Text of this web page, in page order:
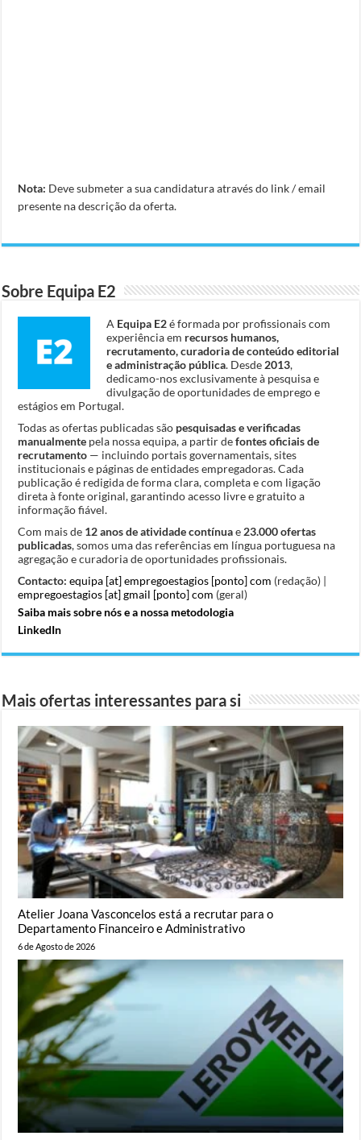
Nota: Deve submeter a sua candidatura através do link / email
presente na descrição da oferta.
Sobre Equipa E2
A Equipa E2é formada por profissionais com
experiência em recursos humanos,
recrutamento, curadoria de conteúdo editorial
e administração pública. Desde 2013,
dedicamo-nos exclusivamente à pesquisa e
divulgação de oportunidades de emprego e
estágios em Portugal.
Todas as ofertas publicadas são pesquisadas e verificadas
manualmente pela nossa equipa, a partir defontes oficiais de
recrutamento — incluindo portais governamentais, sites
institucionais e páginas de entidades empregadoras. Cada
publicação é redigida de forma clara, completa e com ligação
direta à fonte original, garantindo acesso livre e gratuito a
informação fiável.
Com mais de 12 anos de atividade contínuae 23.000 ofertas
publicadas, somos uma das referências em língua portuguesa na
agregação e curadoria de oportunidades profissionais.
Contacto: equipa [at] empregoestagios [ponto] com (redação) |
empregoestagios [at] gmail [ponto] com (geral)
Saiba mais sobre nós e a nossa metodologia
LinkedIn
Mais ofertas interessantes para si
Atelier Joana Vasconcelos está a recrutar para o
Departamento Financeiro e Administrativo
6 de Agosto de 2026